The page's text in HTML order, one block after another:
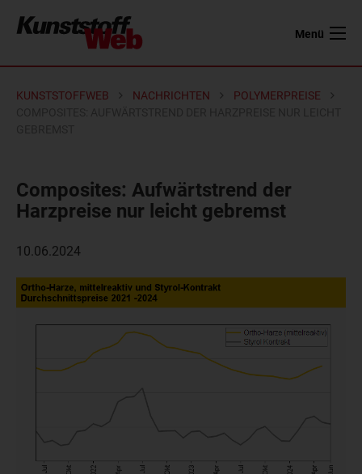
Menü
KUNSTSTOFFWEB NACHRICHTEN
POLYMERPREISE
Composites: Aufwärtstrend der
Harzpreise nur leicht gebremst
10.06.2024